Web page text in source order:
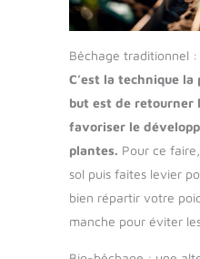
Bêchage traditionnel
C’est la technique
but est de retourner
favoriser le
plantes. Pour ce
sol puis faites levier
bien répartir votre
manche pour éviter